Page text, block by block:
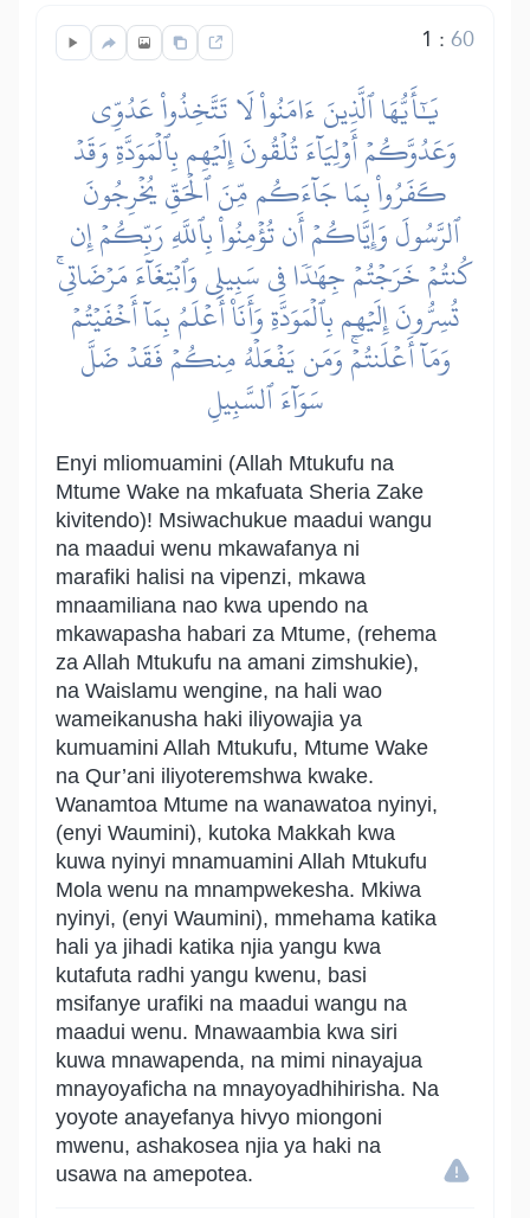
1 :60
يَٰٓأَيُّهَا ٱلَّذِينَ ءَامَنُواْ لَا تَتَّخِذُواْ عَدُوِّي
وَعَدُوَّكُمۡ أَوۡلِيَآءَ تُلۡقُونَ إِلَيۡهِم بِٱلۡمَوَدَّةِ وَقَدۡ
كَفَرُواْ بِمَا جَآءَكُم مِّنَ ٱلۡحَقِّ يُخۡرِجُونَ
ٱلرَّسُولَ وَإِيَّاكُمۡ أَن تُؤۡمِنُواْ بِٱللَّهِ رَبِّكُمۡ إِن
كُنتُمۡ خَرَجۡتُمۡ جِهَٰدٗا فِي سَبِيلِي وَٱبۡتِغَآءَ مَرۡضَاتِيۚ
تُسِرُّونَ إِلَيۡهِم بِٱلۡمَوَدَّةِ وَأَنَا۠ أَعۡلَمُ بِمَآ أَخۡفَيۡتُمۡ
وَمَآ أَعۡلَنتُمۡۚ وَمَن يَفۡعَلۡهُ مِنكُمۡ فَقَدۡ ضَلَّ
سَوَآءَ ٱلسَّبِيلِ
Enyi mliomuamini (Allah Mtukufu na
Mtume Wake na mkafuata Sheria Zake
kivitendo)! Msiwachukue maadui wangu
na maadui wenu mkawafanya ni
marafiki halisi na vipenzi, mkawa
mnaamiliana nao kwa upendo na
mkawapasha habari za Mtume, (rehema
za Allah Mtukufu na amani zimshukie),
na Waislamu wengine, na hali wao
wameikanusha haki iliyowajia ya
kumuamini Allah Mtukufu, Mtume Wake
na Qur’ani iliyoteremshwa kwake.
Wanamtoa Mtume na wanawatoa nyinyi,
(enyi Waumini), kutoka Makkah kwa
kuwa nyinyi mnamuamini Allah Mtukufu
Mola wenu na mnampwekesha. Mkiwa
nyinyi, (enyi Waumini), mmehama katika
hali ya jihadi katika njia yangu kwa
kutafuta radhi yangu kwenu, basi
msifanye urafiki na maadui wangu na
maadui wenu. Mnawaambia kwa siri
kuwa mnawapenda, na mimi ninayajua
mnayoyaficha na mnayoyadhihirisha. Na
yoyote anayefanya hivyo miongoni
mwenu, ashakosea njia ya haki na
usawa na amepotea.